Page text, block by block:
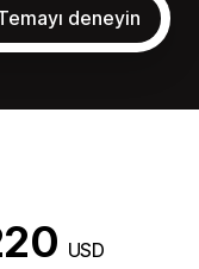
deneyin
USD